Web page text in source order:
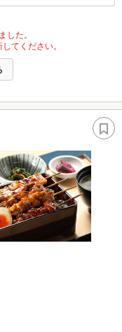
した。
てください。